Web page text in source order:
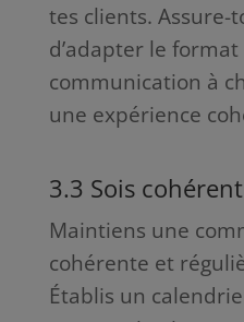
tes clients. Assure-
d’adapter le
communication à
une expérience
3.3 Sois
Maintiens une
cohérente et
Établis un